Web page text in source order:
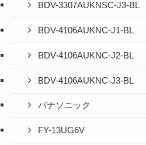
BDV-3307AUKNSC-J3-BL
BDV-4106AUKNC-J1-BL
BDV-4106AUKNC-J2-BL
BDV-4106AUKNC-J3-BL
パナソニック
FY-13UG6V